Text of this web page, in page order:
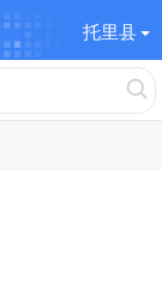
托里县